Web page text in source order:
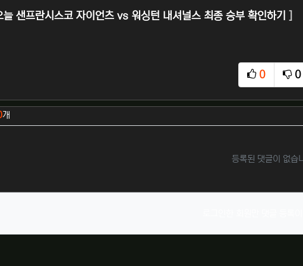
늘 샌프란시스코 자이언츠 vs 워싱턴 내셔널스 최종 승부 확인하기
0
추천
0
비
자료
개
등록된 댓글이 없습